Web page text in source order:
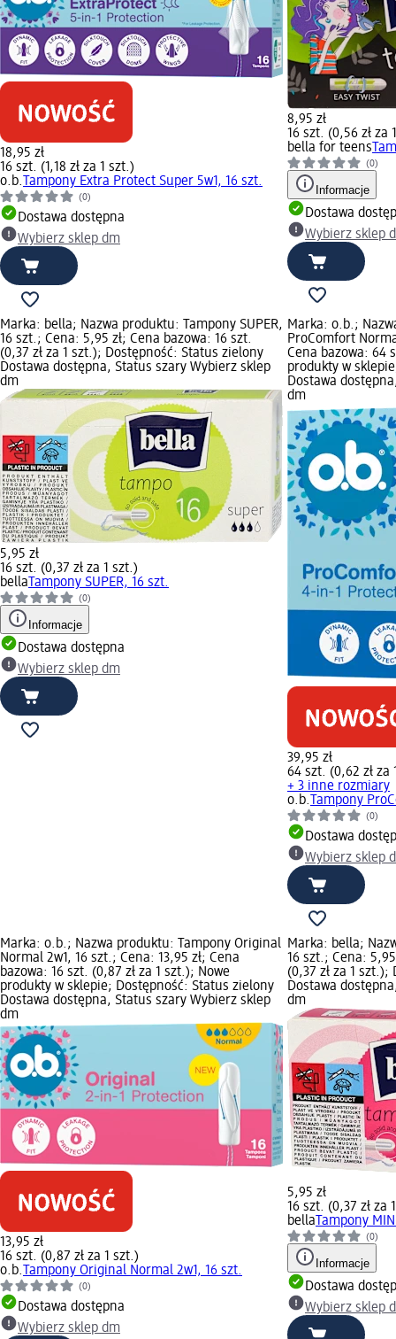
18,95 zł
16 szt. (1,18 zł za 1 szt.)
o.b. Tampony Extra Protect Super 5w1, 16 szt.
(0)
Dostawa dostępna
Wybierz sklep dm
8,95 zł
16 szt. (0,56 zł za
bella for teens
(0)
Informacje
Dostawa
Wybierz sklep
Marka: bella; Nazwa produktu: Tampony SUPER,
16 szt.; Cena: 5,95 zł; Cena bazowa: 16 szt.
(0,37 zł za 1 szt.); Dostępność: Status zielony
Dostawa dostępna, Status szary Wybierz sklep
dm
5,95 zł
16 szt. (0,37 zł za 1 szt.)
bella Tampony SUPER, 16 szt.
(0)
Informacje
Dostawa dostępna
Wybierz sklep dm
Marka: o.b.;
ProComfort
Cena bazowa: 64
produkty w
Dostawa
dm
39,95 zł
64 szt. (0,62 zł za
+ 3 inne rozmiary
o.b. Tampony
(0)
Dostawa
Wybierz sklep
Marka: o.b.; Nazwa produktu: Tampony Original
Normal 2w1, 16 szt.; Cena: 13,95 zł; Cena
bazowa: 16 szt. (0,87 zł za 1 szt.); Nowe
produkty w sklepie; Dostępność: Status zielony
Dostawa dostępna, Status szary Wybierz sklep
dm
13,95 zł
16 szt. (0,87 zł za 1 szt.)
o.b. Tampony Original Normal 2w1, 16 szt.
(0)
Dostawa dostępna
Wybierz sklep dm
Marka: bella;
16 szt.; Cena:
(0,37 zł za 1
Dostawa
dm
5,95 zł
16 szt. (0,37 zł za
bella Tampony
(0)
Informacje
Dostawa
Wybierz sklep